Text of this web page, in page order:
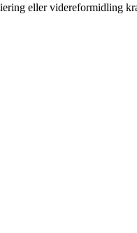
eller videreformidling